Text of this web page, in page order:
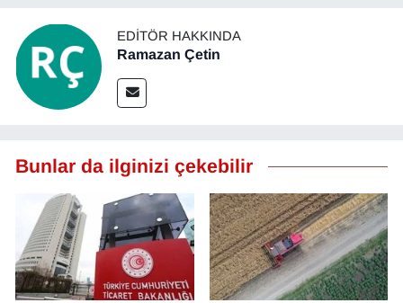
EDITÖR HAKKINDA
Ramazan Çetin
Bunlar da ilginizi çekebilir